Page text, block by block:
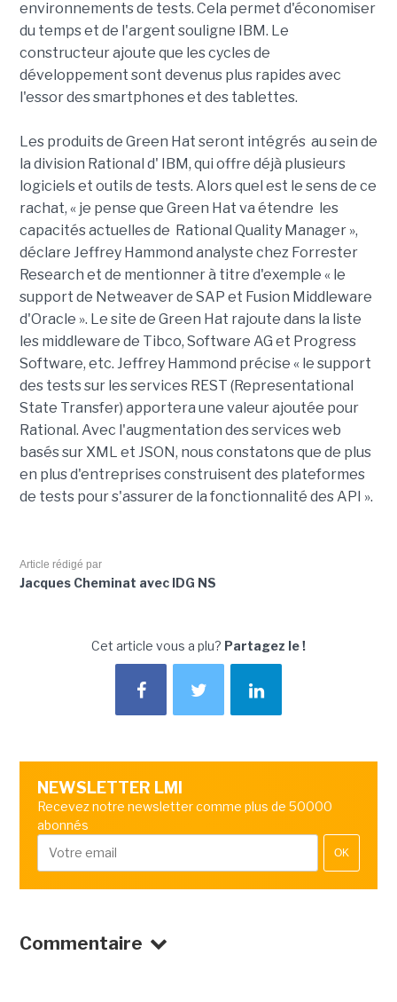
environnements de tests. Cela permet d'économiser
du temps et de l'argent souligne IBM. Le
constructeur ajoute que les cycles de
développement sont devenus plus rapides avec
l'essor des smartphones et des tablettes.
Les produits de Green Hat seront intégrés au sein de
la division Rational d' IBM, qui offre déjà plusieurs
logiciels et outils de tests. Alors quel est le sens de ce
rachat, « je pense que Green Hat va étendre les
capacités actuelles de Rational Quality Manager »,
déclare Jeffrey Hammond analyste chez Forrester
Research et de mentionner à titre d'exemple « le
support de Netweaver de SAP et Fusion Middleware
d'Oracle ». Le site de Green Hat rajoute dans la liste
les middleware de Tibco, Software AG et Progress
Software, etc. Jeffrey Hammond précise « le support
des tests sur les services REST (Representational
State Transfer) apportera une valeur ajoutée pour
Rational. Avec l'augmentation des services web
basés sur XML et JSON, nous constatons que de plus
en plus d'entreprises construisent des plateformes
de tests pour s'assurer de la fonctionnalité des API ».
Article rédigé par
Jacques Cheminat avec IDG NS
Cet article vous a plu? Partagez le !
NEWSLETTER LMI
Recevez notre newsletter comme plus de 50000
abonnés
OK
Commentaire